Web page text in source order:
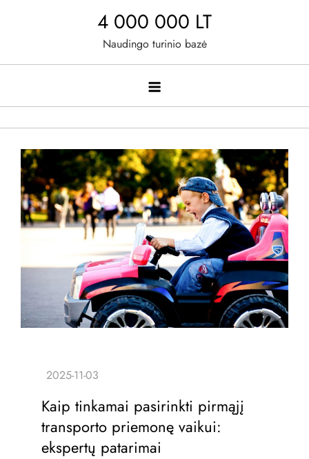
4 000 000 LT
Naudingo turinio bazė
Kaip tinkamai pasirinkti pirmąjį
transporto priemonę vaikui:
ekspertų patarimai